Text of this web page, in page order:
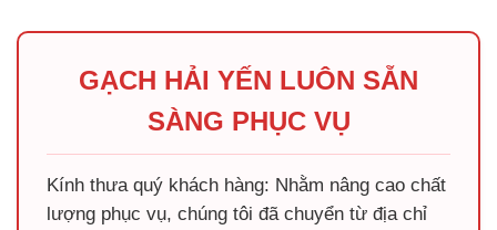
GẠCH HẢI YẾN LUÔN SẴN
SÀNG PHỤC VỤ
Kính thưa quý khách hàng: Nhằm nâng cao chất
lượng phục vụ, chúng tôi đã chuyển từ địa chỉ